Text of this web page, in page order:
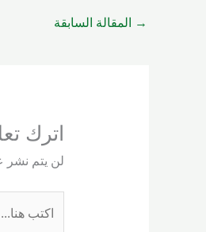
→ المقالة السابقة
اترك
لن يتم نشر